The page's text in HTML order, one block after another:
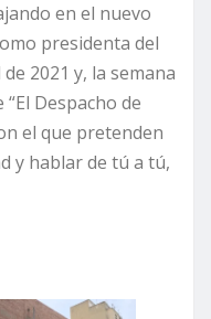
en el nuevo
presidenta del
2021 y, la semana
Despacho de
el que pretenden
y hablar de tú a tú,